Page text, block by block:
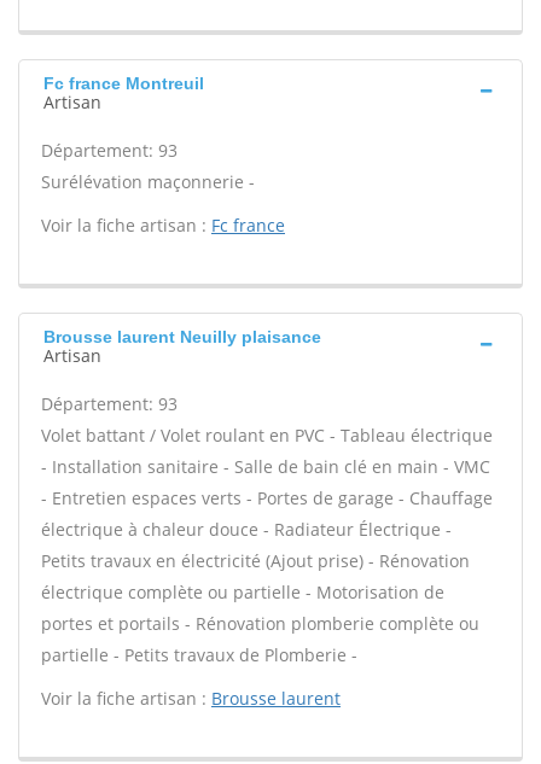
Fc france Montreuil
Artisan
Département: 93
Surélévation maçonnerie -
Voir la fiche artisan : Fc france
Brousse laurent Neuilly plaisance
Artisan
Département: 93
Volet battant / Volet roulant en PVC - Tableau électrique
- Installation sanitaire - Salle de bain clé en main - VMC
- Entretien espaces verts - Portes de garage - Chauffage
électrique à chaleur douce - Radiateur Électrique -
Petits travaux en électricité (Ajout prise) - Rénovation
électrique complète ou partielle - Motorisation de
portes et portails - Rénovation plomberie complète ou
partielle - Petits travaux de Plomberie -
Voir la fiche artisan : Brousse laurent